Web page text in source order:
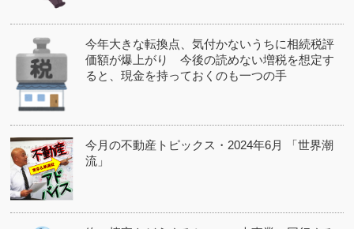
今年大きな転換点、気付かないうちに相続税評
価額が爆上がり 今後の読めない増税を想定す
ると、現金を持っておくのも一つの手
今月の不動産トピックス・2024年6月 「世界潮
流」